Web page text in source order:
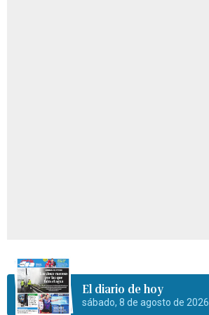
El diario de hoy
sábado, 8 de agosto de 2026